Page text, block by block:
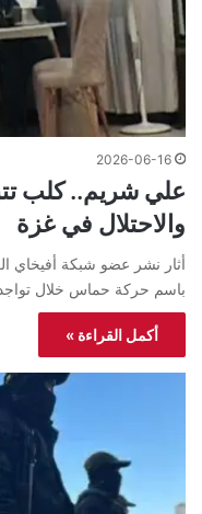
2026-06-16
علي شريم.. كلب
والاحتلال في غزة
أثار نشر عضو شبكة أفيخاي
باسم حركة حماس خلال
أكمل القراءة »